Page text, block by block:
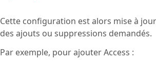
Cette configuration est alors mise à
des ajouts ou suppressions demandés.
Par exemple, pour ajouter Access :